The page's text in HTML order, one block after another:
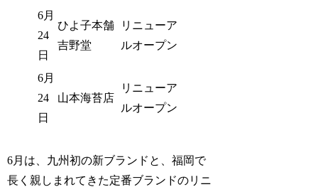
6月
24
日
ひよ子本舗
吉野堂
リニューア
ルオープン
6月
24
日
山本海苔店
リニューア
ルオープン
6月は、九州初の新ブランドと、福岡で
長く親しまれてきた定番ブランドのリニ